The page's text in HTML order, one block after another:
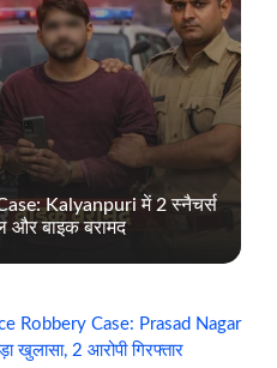
Kalyanpuri में 2 स्नैचर्स
और बाइक बरामद
Robbery Case: Prasad Nagar
खुलासा, 2 आरोपी गिरफ्तार